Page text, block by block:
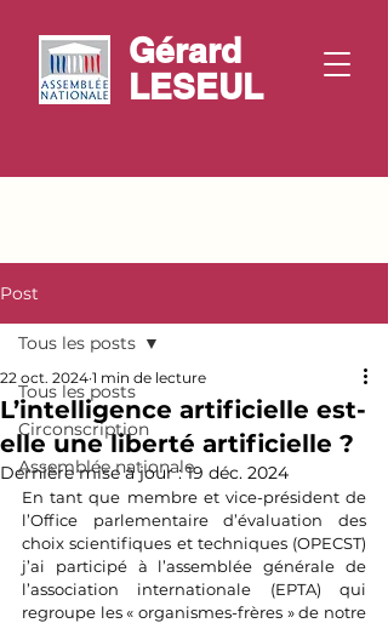
Gérard
LESEUL
Post
Tous les posts
Circonscription
Assemblée nationale
Tous les posts
L’intelligence artificielle est-
elle une liberté artificielle ?
22 oct. 2024 1 min de lecture
Dernière mise à jour :19 déc. 2024
En tant que membre et vice-président de
l’Office parlementaire d’évaluation des
choix scientifiques et techniques (OPECST)
j’ai participé à l’assemblée générale de
l’association internationale (EPTA) qui
regroupe les « organismes-frères » de notre